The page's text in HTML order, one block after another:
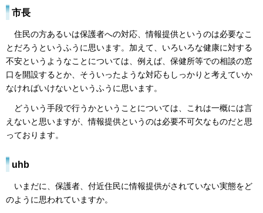
市長
住民の方あるいは保護者への対応、情報提供というのは必要なこ
とだろうというふうに思います。加えて、いろいろな健康に対する
不安というようなことについては、例えば、保健所等での相談の窓
口を開設するとか、そういったような対応もしっかりと考えていか
なければいけないというふうに思います。
どういう手段で行うかということについては、これは一概には言
えないと思いますが、情報提供というのは必要不可欠なものだと思
っております。
uhb
いまだに、保護者、付近住民に情報提供がされていない実態をど
のように思われていますか。